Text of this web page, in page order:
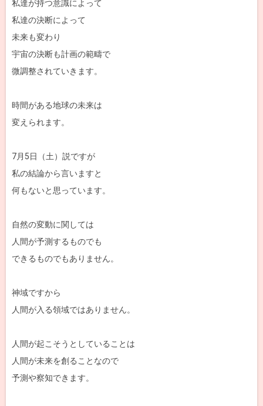
私達が持つ意識によって
私達の決断によって
未来も変わり
宇宙の決断も計画の範疇で
微調整されていきます。
時間がある地球の未来は
変えられます。
7月5日（土）説ですが
私の結論から言いますと
何もないと思っています。
自然の変動に関しては
人間が予測するものでも
できるものでもありません。
神域ですから
人間が入る領域ではありません。
人間が起こそうとしていることは
人間が未来を創ることなので
予測や察知できます。